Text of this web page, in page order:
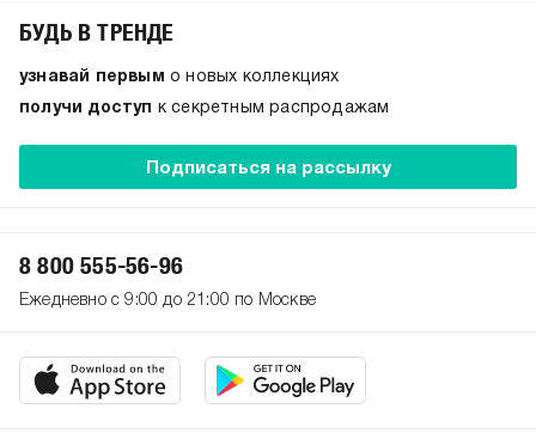
БУДЬ В ТРЕНДЕ
узнавай первым о новых коллекциях
получи доступ
к секретным распродажам
Подписаться на рассылку
8 800 555-56-96
Ежедневно с 9:00 до 21:00 по Москве